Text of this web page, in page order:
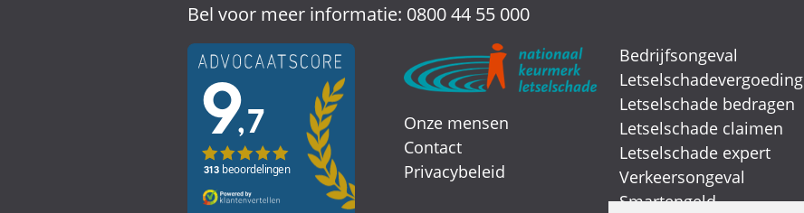
Bel voor meer informatie: 0800 44 55 000
Onze mensen
Contact
Privacybeleid
Bedrijfsongeval
Letselschadevergoeding
Letselschade bedragen
Letselschade claimen
Letselschade expert
Verkeersongeval
Smartengeld